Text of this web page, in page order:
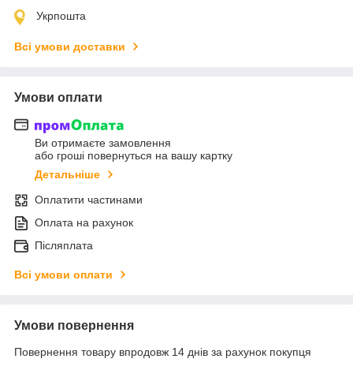
Укрпошта
Всі умови доставки
Умови оплати
Ви отримаєте замовлення
або гроші повернуться на вашу картку
Детальніше
Оплатити частинами
Оплата на рахунок
Післяплата
Всі умови оплати
Умови повернення
Повернення товару впродовж 14 днів за рахунок покупця